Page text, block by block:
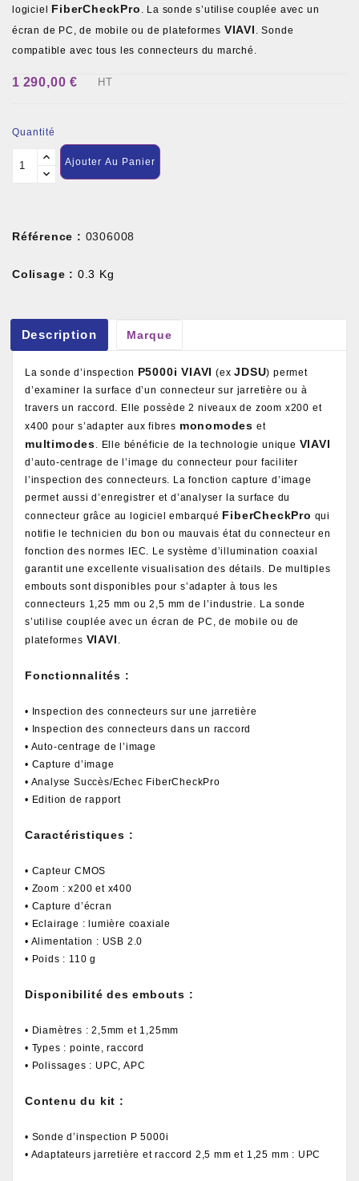
logiciel FiberCheckPro . La sonde s’utilise couplée avec un
écran de PC, de mobile ou de plateformes VIAVI . Sonde
compatible avec tous les connecteurs du marché.
1 290,00 € HT
Quantité
Ajouter Au Panier
Référence : 0306008
Colisage : 0.3 Kg
Description Marque
La sonde d’inspection P5000i VIAVI (exJDSU) permet
d’examiner la surface d’un connecteur sur jarretière ou à
travers un raccord. Elle possède 2 niveaux de zoom x200 et
x400 pour s’adapter aux fibres monomodes et
multimodes. Elle bénéficie de la technologie unique VIAVI
d’auto-centrage de l’image du connecteur pour faciliter
l’inspection des connecteurs. La fonction capture d’image
permet aussi d’enregistrer et d’analyser la surface du
connecteur grâce au logiciel embarqué FiberCheckPro qui
notifie le technicien du bon ou mauvais état du connecteur en
fonction des normes IEC. Le système d’illumination coaxial
garantit une excellente visualisation des détails. De multiples
embouts sont disponibles pour s’adapter à tous les
connecteurs 1,25 mm ou 2,5 mm de l’industrie. La sonde
s’utilise couplée avec un écran de PC, de mobile ou de
plateformes VIAVI .
Fonctionnalités :
• Inspection des connecteurs sur une jarretière
• Inspection des connecteurs dans un raccord
• Auto-centrage de l’image
• Capture d’image
• Analyse Succès/Echec FiberCheckPro
• Edition de rapport
Caractéristiques :
• Capteur CMOS
• Zoom : x200 et x400
• Capture d’écran
• Eclairage : lumière coaxiale
• Alimentation : USB 2.0
• Poids : 110 g
Disponibilité des embouts :
• Diamètres : 2,5mm et 1,25mm
• Types : pointe, raccord
• Polissages : UPC, APC
Contenu du kit :
• Sonde d’inspection P 5000i
• Adaptateurs jarretière et raccord 2,5 mm et 1,25 mm : UPC